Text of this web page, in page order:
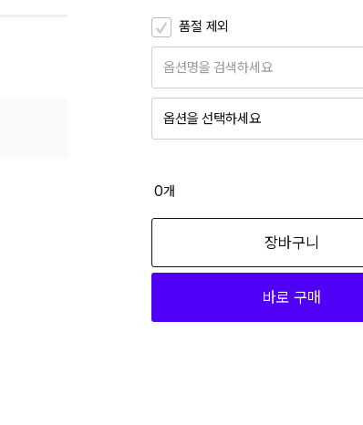
품절 제외
옵션명을 검색하세요
옵션을 선택하세요
0개
장바구니
바로 구매